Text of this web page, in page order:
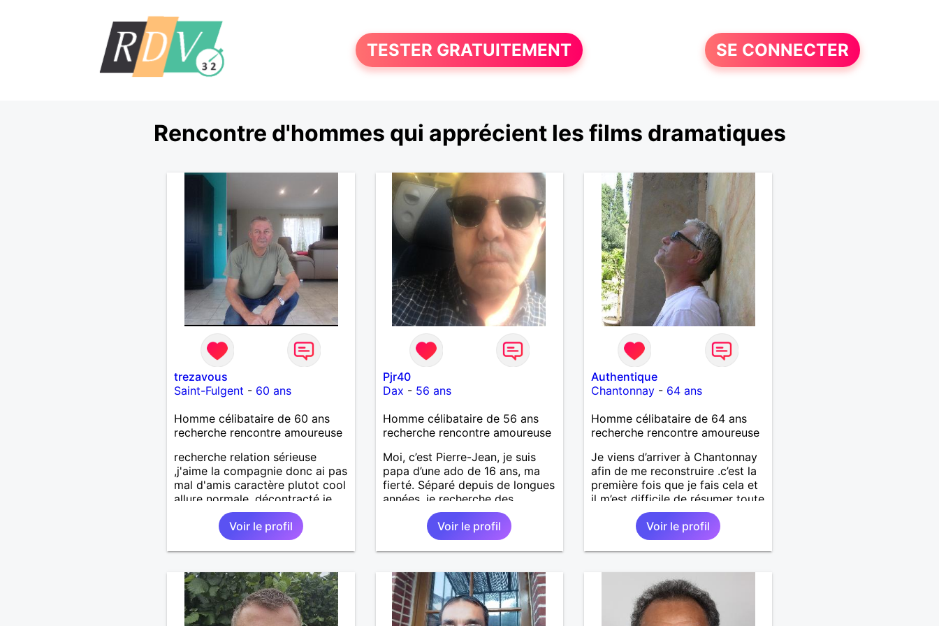
TESTER GRATUITEMENT SE CONNECTER
Rencontre d'hommes qui apprécient les films dramatiques
trezavous
Saint-Fulgent - 60 ans
Homme célibataire de 60 ans
recherche rencontre amoureuse
recherche relation sérieuse
,j'aime la compagnie donc ai pas
mal d'amis caractère plutot cool
allure normale ,décontracté je
voudrais rencontrer une
personne aimant la nature
,bricolage ,quelqu'un de simple
et naturel à vos claviers
Voir le profil
Pjr40
Dax - 56 ans
Homme célibataire de 56 ans
recherche rencontre amoureuse
Moi, c’est Pierre-Jean, je suis
papa d’une ado de 16 ans, ma
fierté. Séparé depuis de longues
années, je recherche des
affinités amicales afin de
rompre une solitude parfois
difficile à gérer ainsi que casser
le vague à l’âme. L’amitié reste
yeux mais peut se décliner en
des sentiments plus puissants.
« Le temps fera son œuvre »
Voir le profil
Authentique
Chantonnay - 64 ans
Homme célibataire de 64 ans
recherche rencontre amoureuse
Je viens d’arriver à Chantonnay
afin de me reconstruire .c’est la
première fois que je fais cela et
il m’est difficile de résumer toute
une vie.je suis à la retraite et
aujourd’hui c’est mon
anniversaire !J’aimerais
rencontrer quelqu’un qui partage
quelqu’un un être humain
Voir le profil